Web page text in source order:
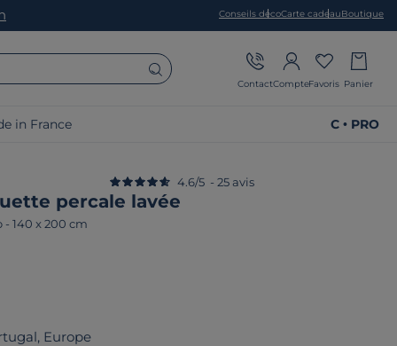
Conseils décoCarte cadeauBoutique
ContactCompteFavoris Panier
in France C • PRO
percale lavée
- 140 x 200 cm
4.6/5 - 25 avis
Europe